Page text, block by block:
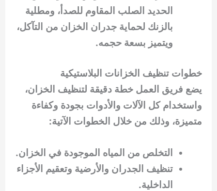
الحديد الصلب المقاوم للصدأ، ومطلية
بالزنك لحماية جدران الخزان من التآكل،
ويتميز بسعة حجمه.
خطوات تنظيف الخزانات البلاستيكية
يضع فريق العمل خطة دقيقة لتنظيف الخزان،
واستخدام كل الآلات والأدوات بجودة وكفاءة
متميزة، وذلك من خلال الخطوات الآتية:
التخلص من المياه الموجودة في الخزان.
تنظيف الجدران والأرضية وتعقيم الأجزاء
الداخلية.